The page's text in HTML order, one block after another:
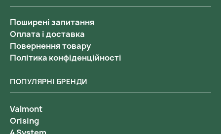
Поширені запитання
Оплата і доставка
Повернення товару
Політика конфіденційності
ПОПУЛЯРНІ БРЕНДИ
Valmont
Orising